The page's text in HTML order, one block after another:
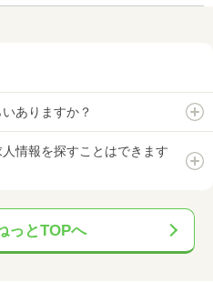
ありますか？
情報を探すことはできます
っとTOPへ